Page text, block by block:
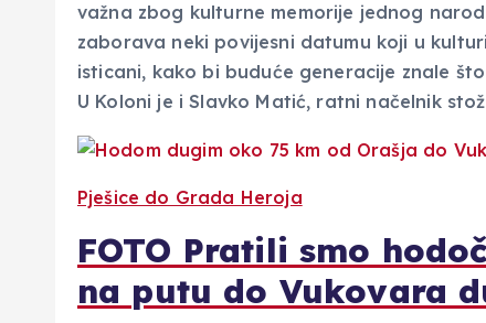
važna zbog kulturne memorije jednog
zaborava neki povijesni datumu koji u
isticani, kako bi buduće generacije znale
U Koloni je i Slavko Matić, ratni načelnik
Pješice do Grada Heroja
FOTO Pratili smo
na putu do Vukovara